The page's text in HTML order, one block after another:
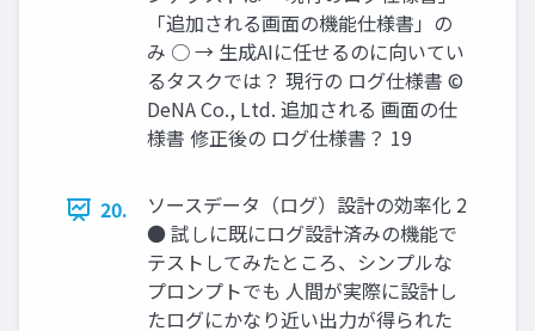
「追加される画面の機能仕様書」の
み ○ → 生成AIに任せるのに向いてい
るタスクでは？ 現行の ログ仕様書 ©
DeNA Co., Ltd. 追加される 画面の仕
様書 修正後の ログ仕様書？ 19
20.
ソースデータ（ログ）設計の効率化 2
● 試しに既にログ設計済みの機能で
テストしてみたところ、シンプルな
プロンプトでも 人間が実際に設計し
たログにかなり近い出力が得られた